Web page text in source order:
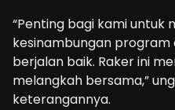
“Penting bagi kami untuk
kesinambungan
berjalan baik. Raker ini
melangkah bersama,”
keterangannya.